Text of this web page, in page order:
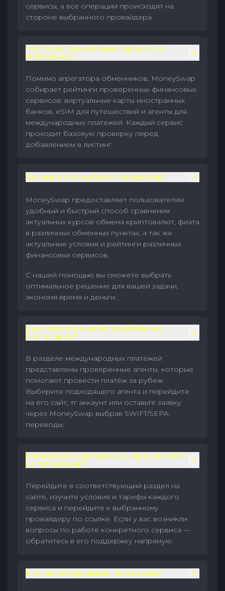
сервисы, а все операции происходят на
стороне выбранного провайдера.
Что такое финансовые сервисы на
MoneySwap?
Помимо агрегатора обменников, MoneySwap
собирает рейтинги проверенных финансовых
сервисов: виртуальные карты иностранных
банков, eSIM для путешествий и агенты для
международных платежей. Каждый сервис
проходит базовую проверку перед
добавлением в листинг.
Почему стоит выбрать MoneySwap?
MoneySwap предоставляет пользователям
удобный и быстрый способ сравнения
актуальных курсов обмена криптовалют, фиата
в различных обменных пунктах, а так же
актуальные условия и рейтинги различных
финансовых сервисов.
С нашей помощью вы сможете выбрать
оптимальное решение для вашей задачи,
экономя время и деньги.
Как оплатить инвойс зарубежному
поставщику?
В разделе международных платежей
представлены проверенные агенты, которые
помогают провести платёж за рубеж.
Выберите подходящего агента и перейдите
на его сайт, тг аккаунт или оставьте заявку
через MoneySwap выбрав SWIFT/SEPA
переводы.
Как выбрать виртуальную карту или eSIM
на MoneySwap?
Перейдите в соответствующий раздел на
сайте, изучите условия и тарифы каждого
сервиса и перейдите к выбранному
провайдеру по ссылке. Если у вас возникли
вопросы по работе конкретного сервиса —
обратитесь в его поддержку напрямую.
Есть ли реферальные программы?